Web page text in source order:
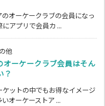
オーケークラブの会員になっ
アプリで会員カ ...
他
オーケークラブ会員はそん
？
ットの中でもお得なイメージ
オーケーストア ...